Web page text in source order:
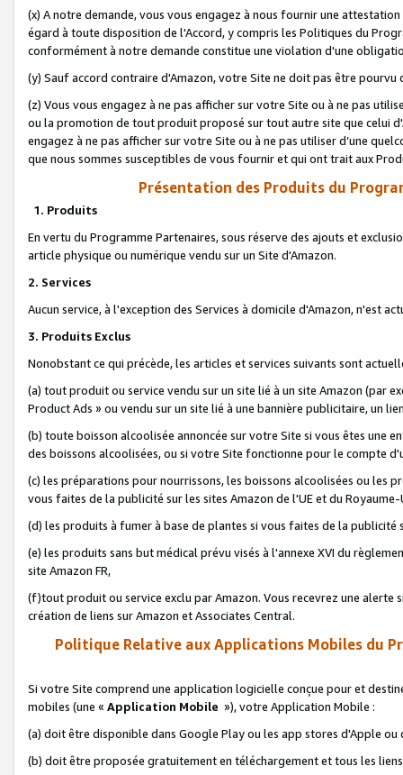
(x) A notre demande, vous vous engagez à nous fournir une
égard à toute disposition de l'Accord, y compris les Politiques du
conformément à notre demande constitue une violation d'une
(y) Sauf accord contraire d'Amazon, votre Site ne doit pas être
(z) Vous vous engagez à ne pas afficher sur votre Site ou à ne pas
ou la promotion de tout produit proposé sur tout autre site que celui
engagez à ne pas afficher sur votre Site ou à ne pas utiliser d’une
que nous sommes susceptibles de vous fournir et qui ont trait aux
Présentation des Produits du
1. Produits
En vertu du Programme Partenaires, sous réserve des ajouts et
article physique ou numérique vendu sur un Site d'Amazon.
2. Services
Aucun service, à l'exception des Services à domicile d'Amazon, n'est
3. Produits Exclus
Nonobstant ce qui précède, les articles et services suivants sont
(a) tout produit ou service vendu sur un site lié à un site Amazon (par
Product Ads » ou vendu sur un site lié à une bannière publicitaire, un
(b) toute boisson alcoolisée annoncée sur votre Site si vous êtes une
des boissons alcoolisées, ou si votre Site fonctionne pour le compte
(c) les préparations pour nourrissons, les boissons alcoolisées ou les
vous faites de la publicité sur les sites Amazon de l'UE et du Royaume-
(d) les produits à fumer à base de plantes si vous faites de la publicité
(e) les produits sans but médical prévu visés à l'annexe XVI du
site Amazon FR,
(f)tout produit ou service exclu par Amazon. Vous recevrez une alerte
création de liens sur Amazon et Associates Central.
Politique Relative aux Applications Mobiles du
Si votre Site comprend une application logicielle conçue pour et
mobiles (une « Application Mobile »), votre Application Mobile :
(a) doit être disponible dans Google Play ou les app stores d'Apple ou
(b) doit être proposée gratuitement en téléchargement et tous les